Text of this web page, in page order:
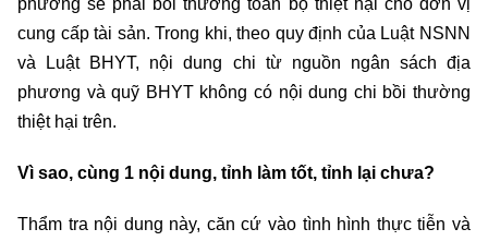
phương sẽ phải bồi thường toàn bộ thiệt hại cho đơn vị
cung cấp tài sản. Trong khi, theo quy định của Luật NSNN
và Luật BHYT, nội dung chi từ nguồn ngân sách địa
phương và quỹ BHYT không có nội dung chi bồi thường
thiệt hại trên.
Vì sao, cùng 1 nội dung, tỉnh làm tốt, tỉnh lại chưa?
Thẩm tra nội dung này, căn cứ vào tình hình thực tiễn và